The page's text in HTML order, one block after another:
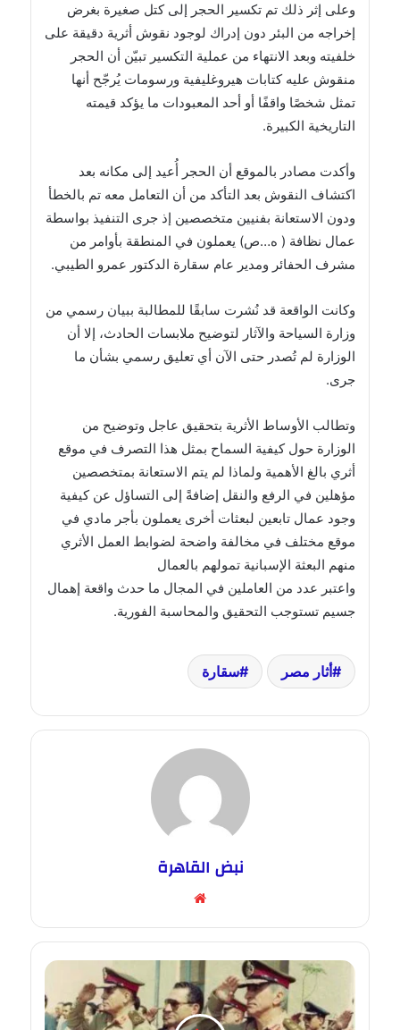
وعلى إثر ذلك تم تكسير الحجر إلى كتل صغيرة بغرض
إخراجه من البئر دون إدراك لوجود نقوش أثرية دقيقة على
خلفيته وبعد الانتهاء من عملية التكسير تبيّن أن الحجر
منقوش عليه كتابات هيروغليفية ورسومات يُرجّح أنها
تمثل شخصًا واقفًا أو أحد المعبودات ما يؤكد قيمته
التاريخية الكبيرة.
وأكدت مصادر بالموقع أن الحجر أُعيد إلى مكانه بعد
اكتشاف النقوش بعد التأكد من أن التعامل معه تم بالخطأ
ودون الاستعانة بفنيين متخصصين إذ جرى التنفيذ بواسطة
عمال نظافة ( ه…ص) يعملون في المنطقة بأوامر من
مشرف الحفائر ومدير عام سقارة الدكتور عمرو الطيبي.
وكانت الواقعة قد نُشرت سابقًا للمطالبة ببيان رسمي من
وزارة السياحة والآثار لتوضيح ملابسات الحادث، إلا أن
الوزارة لم تُصدر حتى الآن أي تعليق رسمي بشأن ما
جرى.
وتطالب الأوساط الأثرية بتحقيق عاجل وتوضيح من
الوزارة حول كيفية السماح بمثل هذا التصرف في موقع
أثري بالغ الأهمية ولماذا لم يتم الاستعانة بمتخصصين
مؤهلين في الرفع والنقل إضافةً إلى التساؤل عن كيفية
وجود عمال تابعين لبعثات أخرى يعملون بأجر مادي في
موقع مختلف في مخالفة واضحة لضوابط العمل الأثري
منهم البعثة الإسبانية تمولهم بالعمال
واعتبر عدد من العاملين في المجال ما حدث واقعة إهمال
جسيم تستوجب التحقيق والمحاسبة الفورية.
أثار مصر سقارة
نبض القاهرة